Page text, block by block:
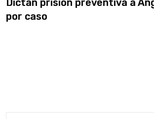
Dictan prisión preventiva a
por caso